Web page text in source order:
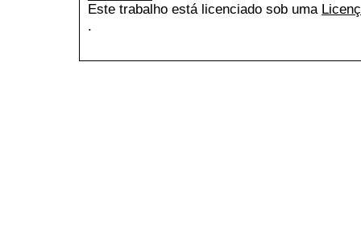
Este trabalho está licenciado sob uma
.